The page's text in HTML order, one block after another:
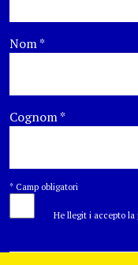
Nom*
Cognom*
* Camp obligatori
He llegit i accepto